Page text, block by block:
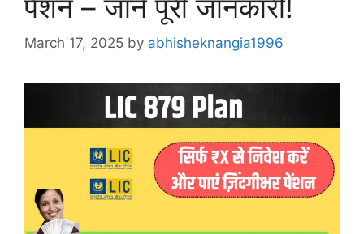
पेंशन – जानें पूरी जानकारी!
March 17, 2025 by abhisheknangia1996